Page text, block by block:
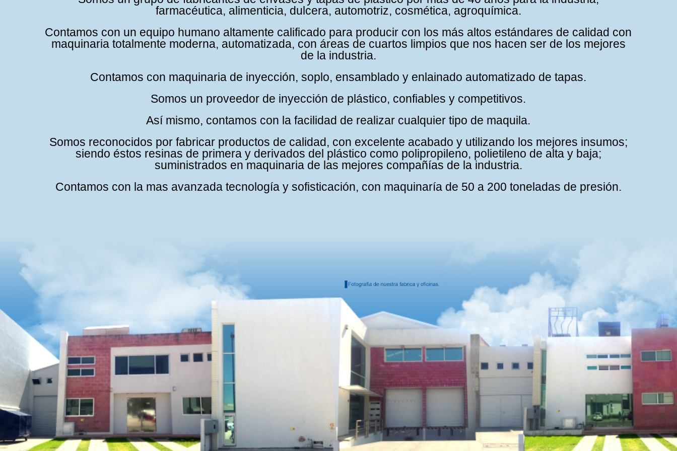
farmacéutica, alimenticia, dulcera, automotriz, cosmética, agroquímica.
Contamos con un equipo humano altamente calificado para producir con los más altos estándares de calidad con
maquinaria totalmente moderna, automatizada, con áreas de cuartos limpios que nos hacen ser de los mejores
de la industria.
Contamos con maquinaria de inyección, soplo, ensamblado y enlainado automatizado de tapas.
Somos un proveedor de inyección de plástico, confiables y competitivos.
Así mismo, contamos con la facilidad de realizar cualquier tipo de maquila.
Somos reconocidos por fabricar productos de calidad, con excelente acabado y utilizando los mejores insumos;
siendo éstos resinas de primera y derivados del plástico como polipropileno, polietileno de alta y baja;
suministrados en maquinaria de las mejores compañías de la industria.
Contamos con la mas avanzada tecnología y sofisticación, con maquinaría de 50 a 200 toneladas de presión.